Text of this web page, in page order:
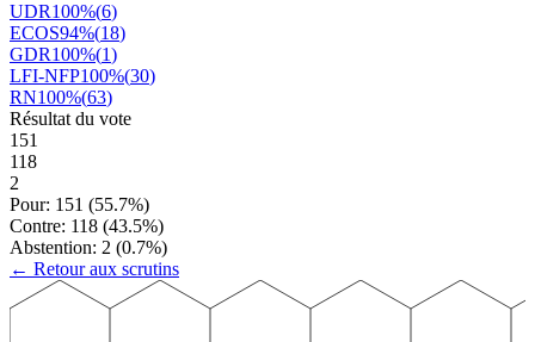
UDR100%(6)
ECOS94%(18)
GDR100%(1)
LFI-NFP100%(30)
RN100%(63)
Résultat du vote
151
118
2
Pour: 151 (55.7%)
Contre: 118 (43.5%)
Abstention: 2 (0.7%)
← Retour aux scrutins